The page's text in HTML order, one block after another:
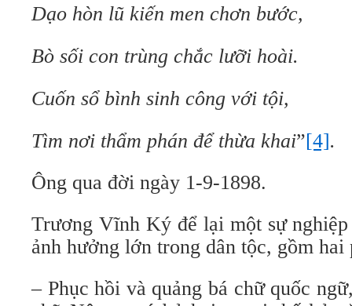
Dạo hòn lũ kiến men chơn bước,
Bò sối con trùng chắc lưỡi hoài.
Cuốn sổ bình sinh công với tội,
Tìm nơi thẩm phán để thừa khai”[4].
Ông qua đời ngày 1-9-1898.
Trương Vĩnh Ký để lại một sự
ảnh hưởng lớn trong dân tộc, gồm hai
– Phục hồi và quảng bá chữ quốc